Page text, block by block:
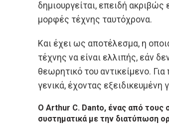
δημιουργείται, επειδή
μορφές τέχνης ταυτόχρονα.
Και έχει ως αποτέλεσμα, η
τέχνης να είναι ελλιπής, εάν
θεωρητικό του αντικείμενο.
γενικά, έχοντας εξειδικευμένη
Ο Arthur C. Danto, ένας από τους
συστηματικά με την διατύπωση